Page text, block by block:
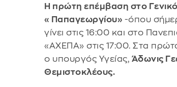
Η πρώτη επέμβαση στο
«Παπαγεωργίου» -όπου
γίνει στις 16:00 και στο
«ΑΧΕΠΑ» στις 17:00. Στα
ο υπουργός Υγείας, Άδωνις
Θεμιστοκλέους.